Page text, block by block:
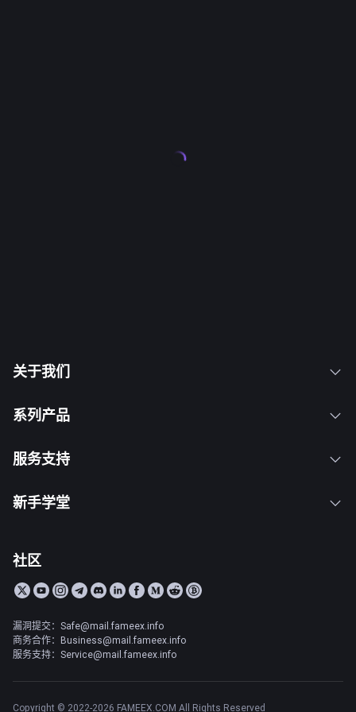
关于我们
系列产品
服务支持
新手学堂
社区
漏洞提交：Safe@mail.fameex.info
商务合作：Business@mail.fameex.info
服务支持：Service@mail.fameex.info
Copyright © 2022-2026 FAMEEX.COM All Rights Reserved